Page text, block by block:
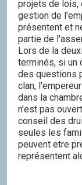
projets de lois,
gestion de
présentent et
partie de
Lors de la
terminés, si un
des questions
clan,
dans la
n'est pas
conseil des
seules les
peuvent etre
représentent